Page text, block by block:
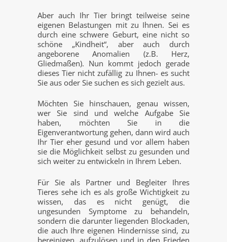
Aber auch Ihr Tier bringt teilweise seine
eigenen Belastungen mit zu Ihnen. Sei es
durch eine schwere Geburt, eine nicht so
schöne „Kindheit“, aber auch durch
angeborene Anomalien (z.B. Herz,
Gliedmaßen). Nun kommt jedoch gerade
dieses Tier nicht zufällig zu Ihnen- es sucht
Sie aus oder Sie suchen es sich gezielt aus.
Möchten Sie hinschauen, genau wissen,
wer Sie sind und welche Aufgabe Sie
haben, möchten Sie in die
Eigenverantwortung gehen, dann wird auch
Ihr Tier eher gesund und vor allem haben
sie die Möglichkeit selbst zu gesunden und
sich weiter zu entwickeln in Ihrem Leben.
Für Sie als Partner und Begleiter Ihres
Tieres sehe ich es als große Wichtigkeit zu
wissen, das es nicht genügt, die
ungesunden Symptome zu behandeln,
sondern die darunter liegenden Blockaden,
die auch Ihre eigenen Hindernisse sind, zu
bereinigen, aufzulösen und in den Frieden